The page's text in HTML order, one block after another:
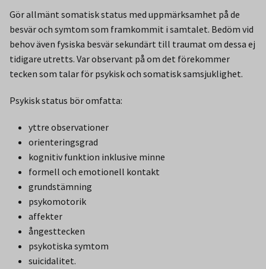
Gör allmänt somatisk status med uppmärksamhet på de
besvär och symtom som framkommit i samtalet. Bedöm vid
behov även fysiska besvär sekundärt till traumat om dessa ej
tidigare utretts. Var observant på om det förekommer
tecken som talar för psykisk och somatisk samsjuklighet.
Psykisk status bör omfatta:
yttre observationer
orienteringsgrad
kognitiv funktion inklusive minne
formell och emotionell kontakt
grundstämning
psykomotorik
affekter
ångesttecken
psykotiska symtom
suicidalitet.